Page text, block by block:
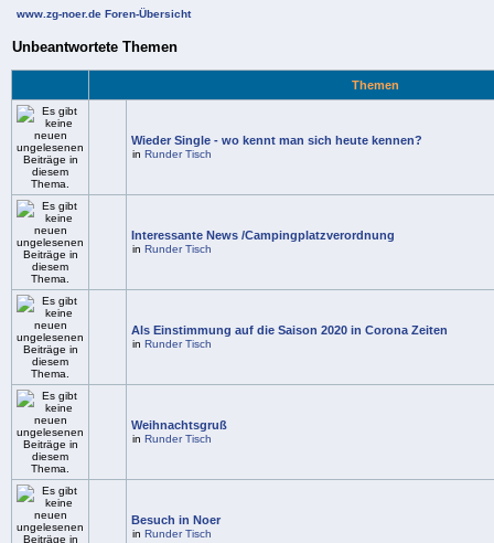
www.zg-noer.de Foren-Übersicht
Unbeantwortete Themen
Themen
Wieder Single - wo kennt man sich heute kennen?
in Runder Tisch
Interessante News /Campingplatzverordnung
in Runder Tisch
Als Einstimmung auf die Saison 2020 in Corona Zeiten
in Runder Tisch
Weihnachtsgruß
in Runder Tisch
Besuch in Noer
in Runder Tisch